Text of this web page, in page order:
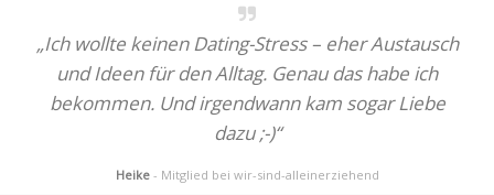
„Ich wollte keinen Dating-Stress – eher Austausch
und Ideen für den Alltag. Genau das habe ich
bekommen. Und irgendwann kam sogar Liebe
dazu ;-)“
Heike - Mitglied bei wir-sind-alleinerziehend